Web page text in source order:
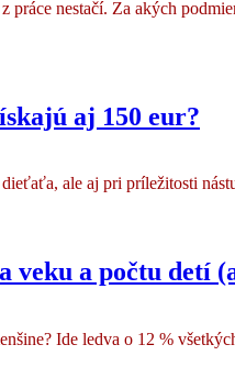
nestačí. Za akých
aj 150 eur?
ale aj pri príležitosti
a počtu detí
Ide ledva o 12 %